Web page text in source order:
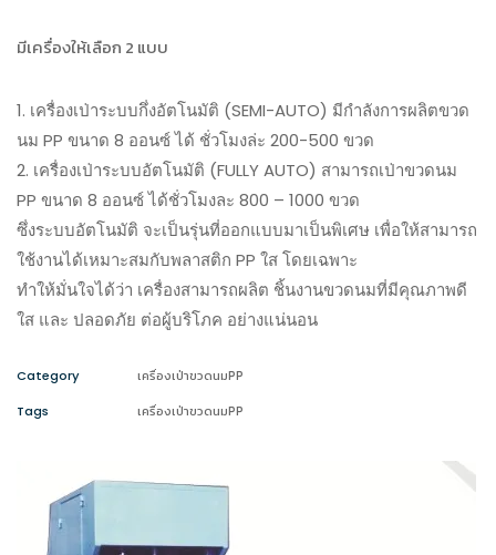
มีเครื่องให้เลือก 2 แบบ
1. เครื่องเป่าระบบกึ่งอัตโนมัติ (SEMI-AUTO) มีกำลังการผลิตขวด
นม PP ขนาด 8 ออนซ์ ได้ ชั่วโมงล่ะ 200-500 ขวด
2. เครื่องเป่าระบบอัตโนมัติ (FULLY AUTO) สามารถเป่าขวดนม
PP ขนาด 8 ออนซ์ ได้ชั่วโมงละ 800 – 1000 ขวด
ซึ่งระบบอัตโนมัติ จะเป็นรุ่นที่ออกแบบมาเป็นพิเศษ เพื่อให้สามารถ
ใช้งานได้เหมาะสมกับพลาสติก PP ใส โดยเฉพาะ
ทำให้มั่นใจได้ว่า เครื่องสามารถผลิต ชิ้นงานขวดนมที่มีคุณภาพดี
ใส และ ปลอดภัย ต่อผู้บริโภค อย่างแน่นอน
Category
เครื่องเป่าขวดนมPP
Tags
เครื่องเป่าขวดนมPP